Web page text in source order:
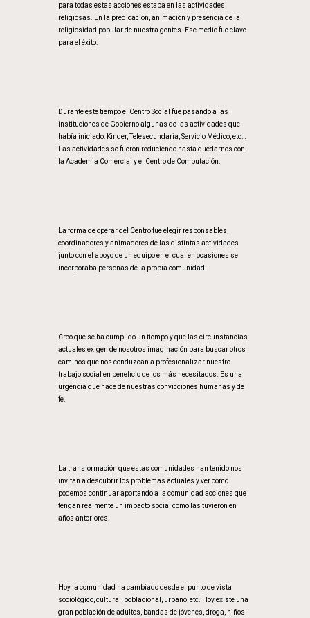
para todas estas acciones estaba en las actividades
religiosas. En la predicación, animación y presencia de la
religiosidad popular de nuestra gentes. Ese medio fue clave
para el éxito.
Durante este tiempo el Centro Social fue pasando a las
instituciones de Gobierno algunas de las actividades que
había iniciado: Kinder, Telesecundaria, Servicio Médico, etc…
Las actividades se fueron reduciendo hasta quedarnos con
la Academia Comercial y el Centro de Computación.
La forma de operar del Centro fue elegir responsables,
coordinadores y animadores de las distintas actividades
junto con el apoyo de un equipo en el cual en ocasiones se
incorporaba personas de la propia comunidad.
Creo que se ha cumplido un tiempo y que las circunstancias
actuales exigen de nosotros imaginación para buscar otros
caminos que nos conduzcan a profesionalizar nuestro
trabajo social en beneficio de los más necesitados. Es una
urgencia que nace de nuestras convicciones humanas y de
fe.
La transformación que estas comunidades han tenido nos
invitan a descubrir los problemas actuales y ver cómo
podemos continuar aportando a la comunidad acciones que
tengan realmente un impacto social como las tuvieron en
años anteriores.
Hoy la comunidad ha cambiado desde el punto de vista
sociológico, cultural, poblacional, urbano, etc. Hoy existe una
gran población de adultos, bandas de jóvenes, droga, niños